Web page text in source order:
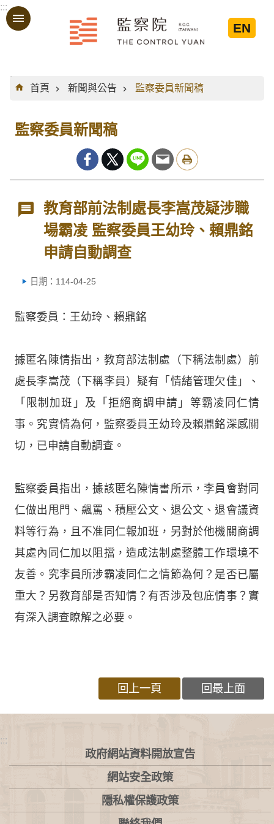
跳到主要內容區塊
:::
EN
:::
首頁
新聞與公告 監察委員新聞稿
監察委員新聞稿
教育部前法制處長李嵩茂疑涉職
場霸凌 監察委員王幼玲、賴鼎銘
申請自動調查
日期：114-04-25
監察委員：王幼玲、賴鼎銘
據匿名陳情指出，教育部法制處（下稱法制處）前
處長李嵩茂（下稱李員）疑有「情緒管理欠佳」、
「限制加班」及「拒絕商調申請」等霸凌同仁情
事。究實情為何，監察委員王幼玲及賴鼎銘深感關
切，已申請自動調查。
監察委員指出，據該匿名陳情書所示，李員會對同
仁做出甩門、飆罵、積壓公文、退公文、退會議資
料等行為，且不准同仁報加班，另對於他機關商調
其處內同仁加以阻擋，造成法制處整體工作環境不
友善。究李員所涉霸凌同仁之情節為何？是否已屬
重大？另教育部是否知情？有否涉及包庇情事？實
有深入調查瞭解之必要。
回上一頁 回最上面
:::
政府網站資料開放宣告
網站安全政策
隱私權保護政策